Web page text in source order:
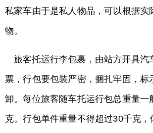
私家车由于是私人物品，可以根据实
物。
旅客托运行李包裹，由站方开具汽
票，行包要包装严密，捆扎牢固，标
卸。每位旅客随车托运行包总重量一
克。行包单件重量不得超过30千克，